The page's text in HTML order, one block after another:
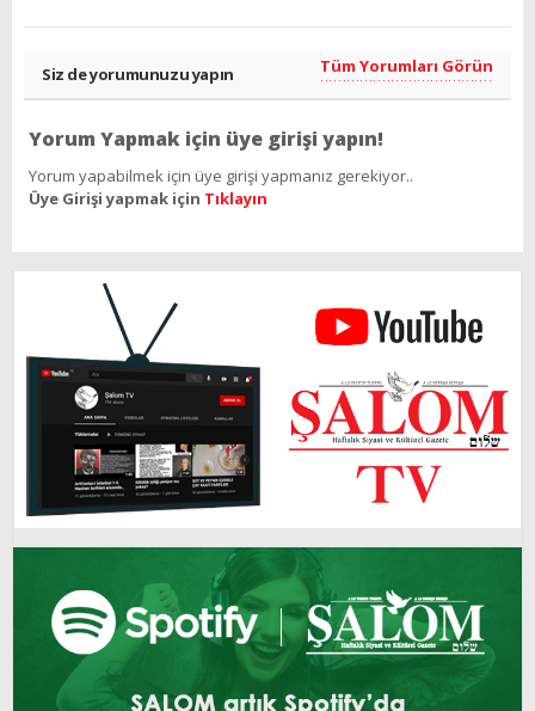
Siz de yorumunuzu yapın Tüm Yorumları Görün
Yorum Yapmak için üye girişi yapın!
Yorum yapabilmek için üye girişi yapmanız gerekiyor..
Üye Girişi yapmak için Tıklayın